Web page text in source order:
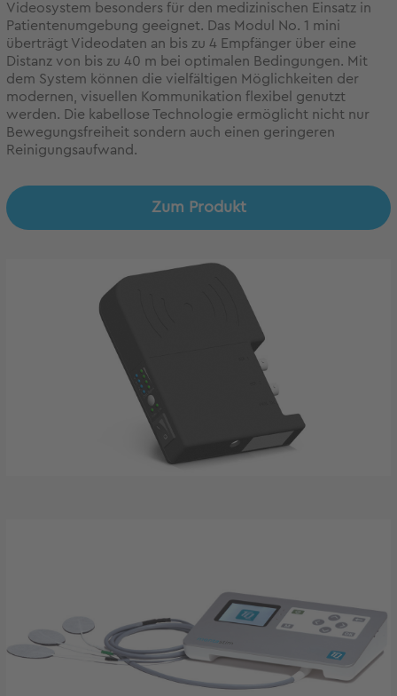
Videosystem besonders für den medizinischen Einsatz in
Patientenumgebung geeignet. Das Modul No. 1 mini
überträgt Videodaten an bis zu 4 Empfänger über eine
Distanz von bis zu 40 m bei optimalen Bedingungen. Mit
dem System können die vielfältigen Möglichkeiten der
modernen, visuellen Kommunikation flexibel genutzt
werden. Die kabellose Technologie ermöglicht nicht nur
Bewegungsfreiheit sondern auch einen geringeren
Reinigungsaufwand.
Zum Produkt